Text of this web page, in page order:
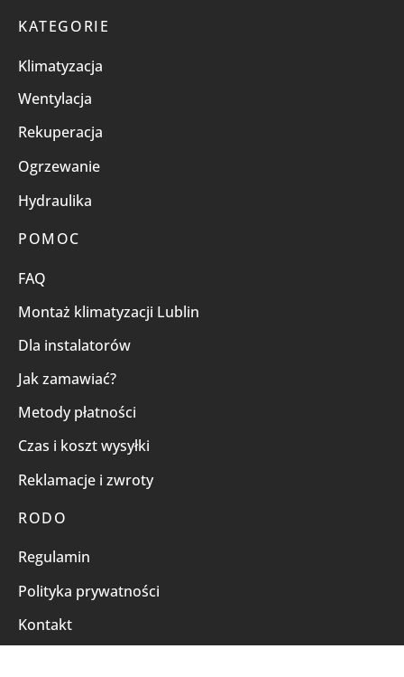
KATEGORIE
Klimatyzacja
Wentylacja
Rekuperacja
Ogrzewanie
Hydraulika
POMOC
FAQ
Montaż klimatyzacji Lublin
Dla instalatorów
Jak zamawiać?
Metody płatności
Czas i koszt wysyłki
Reklamacje i zwroty
RODO
Regulamin
Polityka prywatności
Kontakt